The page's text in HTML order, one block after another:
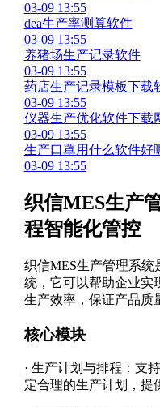
03-09 13:55
dea生产率测算软件
03-09 13:55
养猪场生产记录软件
03-09 13:55
药店生产记录模板下载
03-09 13:55
仪器生产优化软件下载
03-09 13:55
生产口罩用什么软件好
03-09 13:55
织信MES生产
程智能化管控
织信MES生产管理系统
统，它可以帮助企业实
生产效率，保证产品质
核心模块
· 生产计划与排程：支
定合理的生产计划，提